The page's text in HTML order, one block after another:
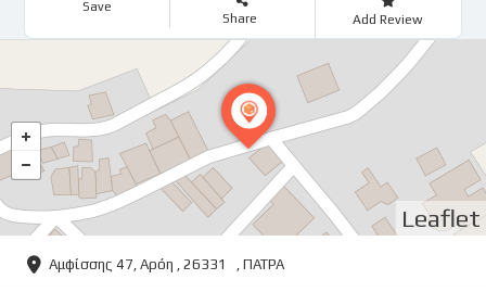
Save
Share Add Review
Leaflet
Αμφίσσης 47, Αρόη , 26331 , ΠΑΤΡΑ